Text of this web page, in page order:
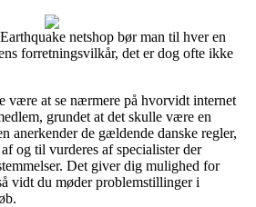
netshop bør man til hver en
forretningsvilkår, det er dog ofte ikke
være at se nærmere på hvorvidt internet
grundet at det skulle være en
anerkender de gældende danske regler,
og til vurderes af specialister der
Det giver dig mulighed for
vidt du møder problemstillinger i